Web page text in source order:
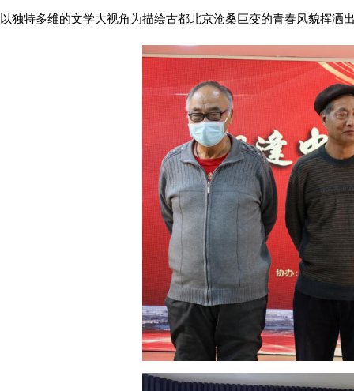
以独特多维的文学大视角为描绘古都北京沧桑巨变的青春风貌挥